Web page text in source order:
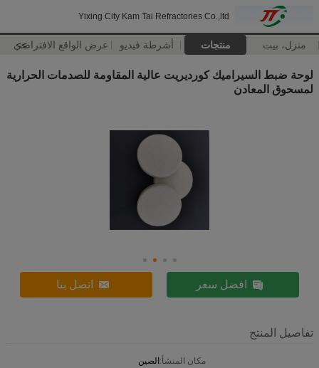
Yixing City Kam Tai Refractories Co.,ltd
منزل، بيت منتجات أشرطة فيديو عرض الواقع الافتراضي
>>
لوحة ضبط السيراميك كورديريت عالية المقاومة للصدمات الحرارية
لمسحوق المعادن
افضل سعر اتصل بنا
تفاصيل المنتج
مكان المنشأ:الصين